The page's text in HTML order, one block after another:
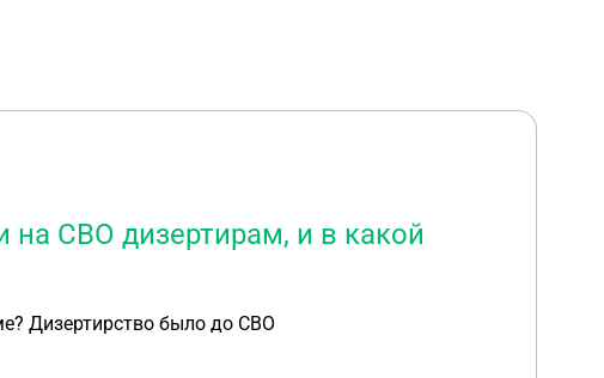
на СВО дизертирам, и в какой
Дизертирство было до СВО